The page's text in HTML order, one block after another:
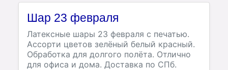
Шар 23 февраля
Латексные шары 23 февраля с печатью.
Ассорти цветов зелёный белый красный.
Обработка для долгого полёта. Отлично
для офиса и дома. Доставка по СПб.